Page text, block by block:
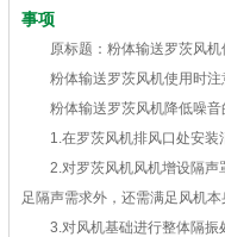
事项
原标题：粉体输送罗茨风机
粉体输送罗茨风机使用时注
粉体输送罗茨风机降低噪音
1.在罗茨风机排风口处安装
2.对罗茨风机风机增设隔声
足隔声需求外，还需满足风机
3.对风机基础进行整体隔振